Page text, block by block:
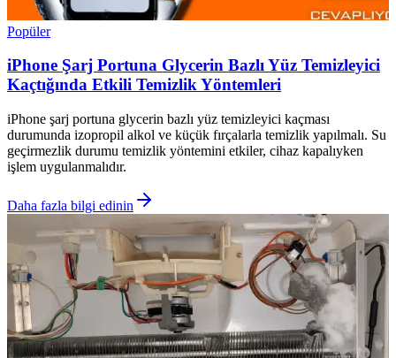
Popüler
iPhone Şarj Portuna Glycerin Bazlı Yüz Temizleyici
Kaçtığında Etkili Temizlik Yöntemleri
iPhone şarj portuna glycerin bazlı yüz temizleyici kaçması
durumunda izopropil alkol ve küçük fırçalarla temizlik yapılmalı. Su
geçirmezlik durumu temizlik yöntemini etkiler, cihaz kapalıyken
işlem uygulanmalıdır.
Daha fazla bilgi edinin